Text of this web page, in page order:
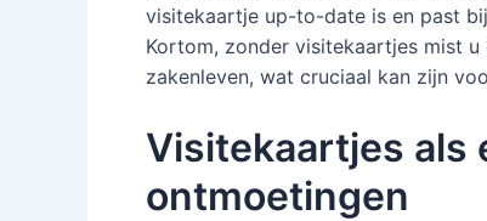
visitekaartje up-to-date is en past
Kortom, zonder visitekaartjes mist
zakenleven, wat cruciaal kan zijn
Visitekaartjes als
ontmoetingen